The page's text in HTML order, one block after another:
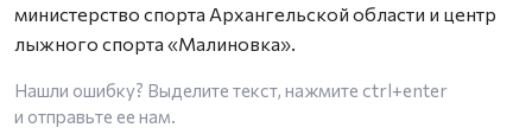
министерство спорта Архангельской области и центр
лыжного спорта «Малиновка».
Нашли ошибку? Выделите текст, нажмите ctrl+enter
и отправьте ее нам.